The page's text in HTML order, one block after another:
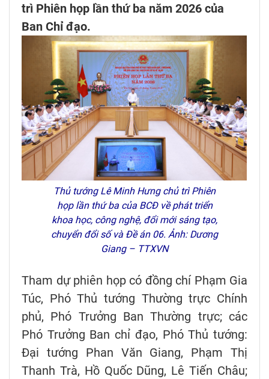
trì Phiên họp lần thứ ba năm 2026 của
Ban Chỉ đạo.
Thủ tướng Lê Minh Hưng chủ trì Phiên
họp lần thứ ba của BCĐ về phát triển
khoa học, công nghệ, đổi mới sáng tạo,
chuyển đổi số và Đề án 06. Ảnh: Dương
Giang – TTXVN
Tham dự phiên họp có đồng chí Phạm Gia
Túc, Phó Thủ tướng Thường trực Chính
phủ, Phó Trưởng Ban Thường trực; các
Phó Trưởng Ban chỉ đạo, Phó Thủ tướng:
Đại tướng Phan Văn Giang, Phạm Thị
Thanh Trà, Hồ Quốc Dũng, Lê Tiến Châu;